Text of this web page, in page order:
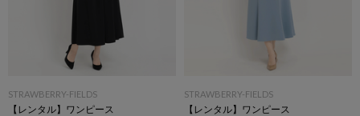
STRAWBERRY-FIELDS
【レンタル】ワンピース
STRAWBERRY-FIELDS
【レンタル】ワンピース